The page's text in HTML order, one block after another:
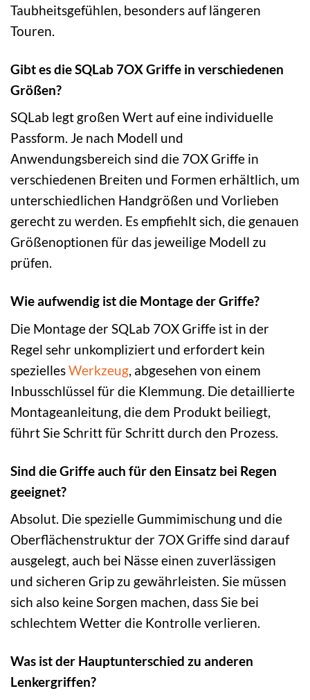
Taubheitsgefühlen, besonders auf längeren
Touren.
Gibt es die SQLab 7OX Griffe in verschiedenen
Größen?
SQLab legt großen Wert auf eine individuelle
Passform. Je nach Modell und
Anwendungsbereich sind die 7OX Griffe in
verschiedenen Breiten und Formen erhältlich, um
unterschiedlichen Handgrößen und Vorlieben
gerecht zu werden. Es empfiehlt sich, die genauen
Größenoptionen für das jeweilige Modell zu
prüfen.
Wie aufwendig ist die Montage der Griffe?
Die Montage der SQLab 7OX Griffe ist in der
Regel sehr unkompliziert und erfordert kein
speziellesWerkzeug, abgesehen von einem
Inbusschlüssel für die Klemmung. Die detaillierte
Montageanleitung, die dem Produkt beiliegt,
führt Sie Schritt für Schritt durch den Prozess.
Sind die Griffe auch für den Einsatz bei Regen
geeignet?
Absolut. Die spezielle Gummimischung und die
Oberflächenstruktur der 7OX Griffe sind darauf
ausgelegt, auch bei Nässe einen zuverlässigen
und sicheren Grip zu gewährleisten. Sie müssen
sich also keine Sorgen machen, dass Sie bei
schlechtem Wetter die Kontrolle verlieren.
Was ist der Hauptunterschied zu anderen
Lenkergriffen?